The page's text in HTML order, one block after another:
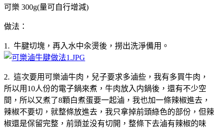
可樂 300g(量可自行增減)
做法：
1. 牛腱切塊，再入水中汆燙後，撈出洗淨備用。
2. 這次要用可樂滷牛肉，兒子要求多滷些，我有多買牛肉，
所以用10人份的電子鍋來煮，牛肉放入内鍋後，還有不少空
間，所以又煮了8顆白煮蛋要一起滷，我也加一條辣椒進去，
辣椒不要切，就整條放進去，我只拿掉前頭綠色的部份，但辣
椒還是保留完整，前頭並没有切開，整條下去滷有辣椒的味